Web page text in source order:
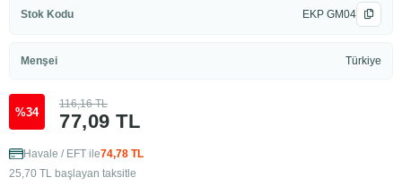
Stok Kodu EKP GM04
Menşei Türkiye
%34 77,09 TL
116,16 TL
Havale / EFT ile74,78 TL
25,70 TL başlayan taksitle